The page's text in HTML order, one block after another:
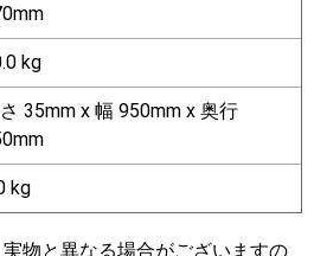
kg
35mm x 幅 950mm x 奥行
kg
物と異なる場合がございますの